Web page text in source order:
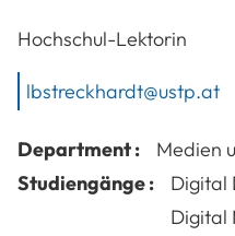
Hochschul-Lektorin
lbstreckhardt@ustp.at
Department :
Medien
Studiengänge :
Digital
Digital